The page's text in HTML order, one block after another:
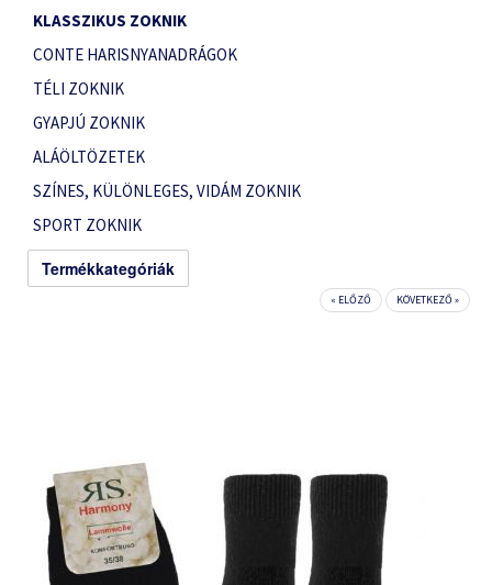
KLASSZIKUS ZOKNIK
CONTE HARISNYANADRÁGOK
TÉLI ZOKNIK
GYAPJÚ ZOKNIK
ALÁÖLTÖZETEK
SZÍNES, KÜLÖNLEGES, VIDÁM ZOKNIK
SPORT ZOKNIK
Termékkategóriák
« ELŐZŐ KÖVETKEZŐ »